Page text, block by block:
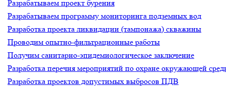
Разрабатываем проект бурения
Разрабатываем программу мониторинга подземных вод
Разработка проекта ликвидации (тампонажа) скважины
Проводим опытно-фильтрационные работы
Получим санитарно-эпидемиологическое заключение
Разработка перечня мероприятий по охране окружающей
Разработка проектов допустимых выбросов ПДВ